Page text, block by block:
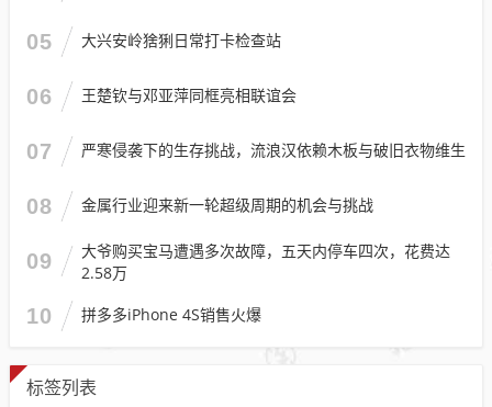
05 大兴安岭猞猁日常打卡检查站
06 王楚钦与邓亚萍同框亮相联谊会
07 严寒侵袭下的生存挑战，流浪汉依赖木板与破旧衣物维生
08 金属行业迎来新一轮超级周期的机会与挑战
09
大爷购买宝马遭遇多次故障，五天内停车四次，花费达
2.58万
10 拼多多iPhone 4S销售火爆
标签列表